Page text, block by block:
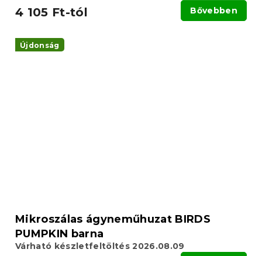
4 105 Ft-tól Bővebben
Újdonság
Mikroszálas ágyneműhuzat BIRDS
PUMPKIN barna
Várható készletfeltöltés 2026.08.09